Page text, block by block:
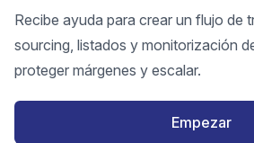
Recibe ayuda para crear un flujo de
sourcing, listados y monitorización
proteger márgenes y escalar.
Empezar